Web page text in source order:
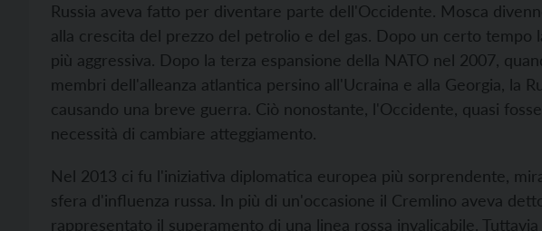
Russia aveva fatto per diventare parte dell'Occidente. Mosca
alla crescita del prezzo del petrolio e del gas. Dopo un certo tempo
più aggressiva. Dopo la terza espansione della NATO nel 2007,
membri dell'alleanza atlantica persino all'Ucraina e alla Georgia, la
causando una breve guerra. Ciò nonostante, l'Occidente, quasi
necessità di cambiare atteggiamento.
Nel 2013 ci fu l'iniziativa diplomatica europea più sorprendente,
sfera d'influenza russa. In più di un'occasione il Cremlino aveva
rappresentato il superamento di una linea rossa invalicabile.